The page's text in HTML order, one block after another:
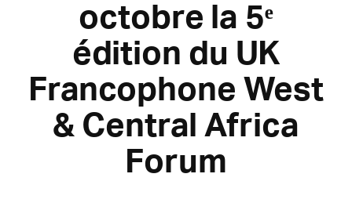
octobre la 5ᵉ
édition du UK
Francophone West
& Central Africa
Forum